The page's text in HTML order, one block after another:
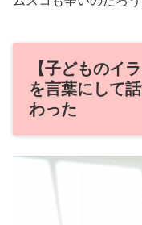
【子どものイ
を言葉にして
わった